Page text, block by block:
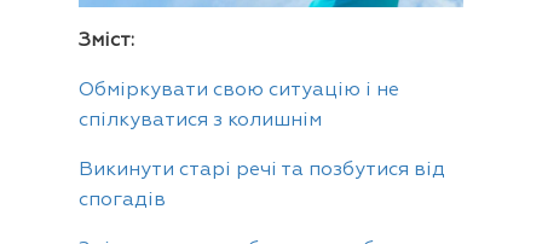
Зміст:
Обміркувати свою ситуацію і не
спілкуватися з колишнім
Викинути старі речі та позбутися від
спогадів